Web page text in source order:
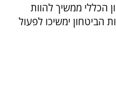
הכללי ממשיך להוות
הביטחון ימשיכו לפעול